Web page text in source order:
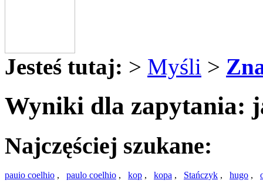
Jesteś tutaj: > Myśli >
Wyniki dla zapytania:
Najczęściej szukane:
pauio coelhio , paulo coelhio , kop , kopa , Stańczyk , hugo ,